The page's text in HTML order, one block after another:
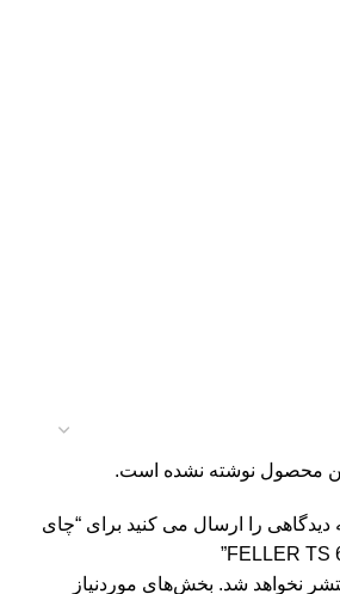
محصول نوشته نشده است.
دیدگاهی را ارسال می کنید برای “چای
نخواهد شد. بخش‌های موردنیاز